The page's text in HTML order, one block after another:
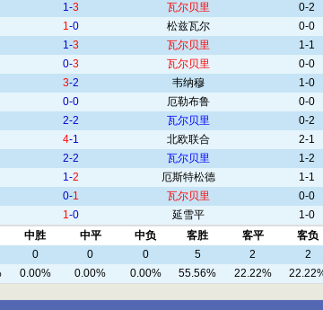
1-3 瓦尔贝里
0-2
1-0 松兹瓦尔
0-0
1-3 瓦尔贝里
1-1
0-3 瓦尔贝里
0-0
3-2 韦纳穆
1-0
0-0 厄勒布鲁
0-0
2-2 瓦尔贝里
0-2
4-1 北欧联合
2-1
2-2 瓦尔贝里
1-2
1-2 厄斯特松德
1-1
0-1 瓦尔贝里
0-0
1-0 延雪平
1-0
中胜 中平 中负 客胜 客平
客负
0 0 0 5 2
2
0.00% 0.00% 0.00% 55.56% 22.22%